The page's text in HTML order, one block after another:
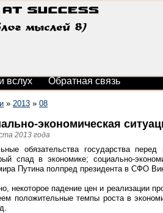
вслух Обратная связь
» 2013 » 08
экономическая
2013 года
обязательства государства
спад в экономике; социально-
Путина полпред президента в СФО
некоторое падение цен и реализации
положительные темпы роста в